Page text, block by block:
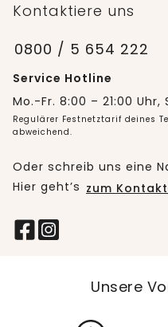
Kontaktiere uns
0800 / 5 654 222
Service Hotline
Mo.-Fr. 8:00 – 21:00 Uhr,
Regulärer Festnetztarif deines
abweichend.
Oder schreib uns eine
Hier geht’s zum
Unsere